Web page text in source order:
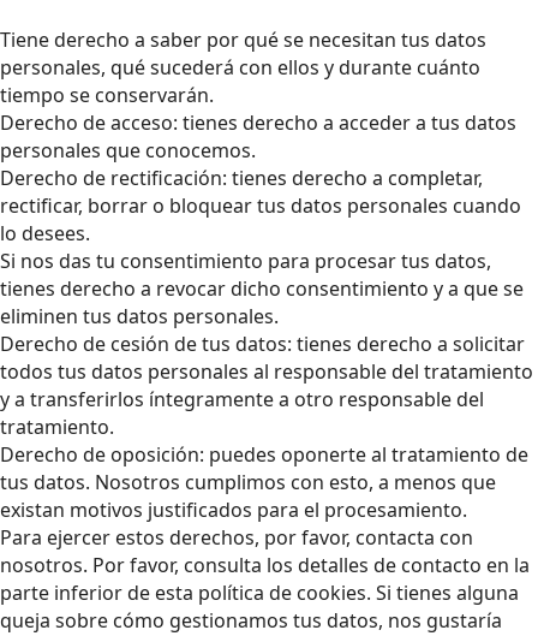
Tiene derecho a saber por qué se necesitan tus datos
personales, qué sucederá con ellos y durante cuánto
tiempo se conservarán.
Derecho de acceso: tienes derecho a acceder a tus datos
personales que conocemos.
Derecho de rectificación: tienes derecho a completar,
rectificar, borrar o bloquear tus datos personales cuando
lo desees.
Si nos das tu consentimiento para procesar tus datos,
tienes derecho a revocar dicho consentimiento y a que se
eliminen tus datos personales.
Derecho de cesión de tus datos: tienes derecho a solicitar
todos tus datos personales al responsable del tratamiento
y a transferirlos íntegramente a otro responsable del
tratamiento.
Derecho de oposición: puedes oponerte al tratamiento de
tus datos. Nosotros cumplimos con esto, a menos que
existan motivos justificados para el procesamiento.
Para ejercer estos derechos, por favor, contacta con
nosotros. Por favor, consulta los detalles de contacto en la
parte inferior de esta política de cookies. Si tienes alguna
queja sobre cómo gestionamos tus datos, nos gustaría